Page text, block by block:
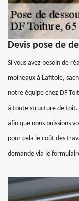
Devis pose de
Si vous avez besoin de
moineaux à Lafitole,
notre équipe chez DF
à toute structure de toit.
afin que nous puissions
pour cela le coût des
demande via le